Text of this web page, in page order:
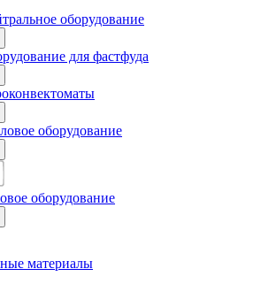
оборудование
для фастфуда
оборудование
оборудование
материалы